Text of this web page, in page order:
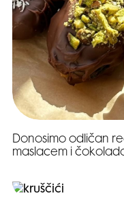
Donosimo odličan
maslacem i